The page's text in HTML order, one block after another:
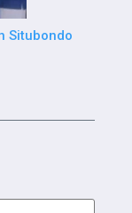
Situbondo